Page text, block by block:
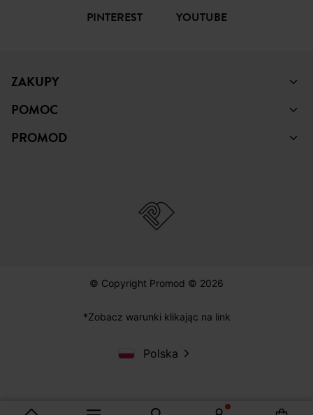
PINTEREST YOUTUBE
ZAKUPY
POMOC
PROMOD
© Copyright Promod © 2026
*Zobacz warunki klikając na link
Polska